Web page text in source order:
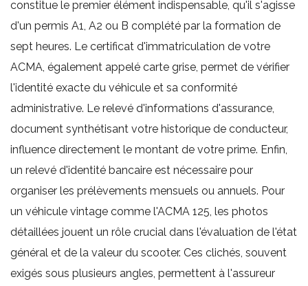
constitue le premier élément indispensable, qu'il s'agisse
d'un permis A1, A2 ou B complété par la formation de
sept heures. Le certificat d'immatriculation de votre
ACMA, également appelé carte grise, permet de vérifier
l'identité exacte du véhicule et sa conformité
administrative. Le relevé d'informations d'assurance,
document synthétisant votre historique de conducteur,
influence directement le montant de votre prime. Enfin,
un relevé d'identité bancaire est nécessaire pour
organiser les prélèvements mensuels ou annuels. Pour
un véhicule vintage comme l'ACMA 125, les photos
détaillées jouent un rôle crucial dans l'évaluation de l'état
général et de la valeur du scooter. Ces clichés, souvent
exigés sous plusieurs angles, permettent à l'assureur